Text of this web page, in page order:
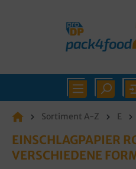
Sortiment A-Z E
EINSCHLAGPAPIER
VERSCHIEDENE